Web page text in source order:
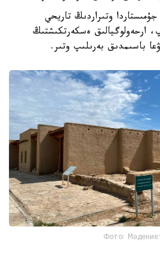
وتىراردىڭ تاريحي
ارحەولوگيالىق ەسكەرتكىشتىڭ
باسىمدىق بەرىلىپ وتىر.
Фото: